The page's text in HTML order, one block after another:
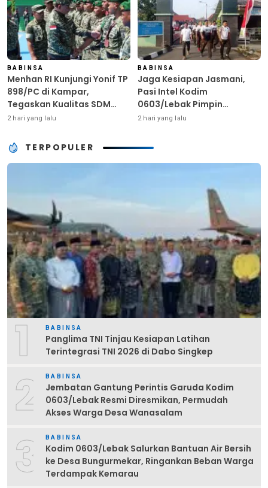
BABINSA
Menhan RI Kunjungi Yonif TP
898/PC di Kampar,
Tegaskan Kualitas SDM
Kunci Kekuatan TNI
2 hari yang lalu
BABINSA
Jaga Kesiapan Jasmani,
Pasi Intel Kodim
0603/Lebak Pimpin
Pembinaan Fisik Rutin
2 hari yang lalu
TERPOPULER
1 BABINSA
Panglima TNI Tinjau Kesiapan Latihan
Terintegrasi TNI 2026 di Dabo Singkep
2 BABINSA
Jembatan Gantung Perintis Garuda Kodim
0603/Lebak Resmi Diresmikan, Permudah
Akses Warga Desa Wanasalam
3 BABINSA
Kodim 0603/Lebak Salurkan Bantuan Air Bersih
ke Desa Bungurmekar, Ringankan Beban Warga
Terdampak Kemarau